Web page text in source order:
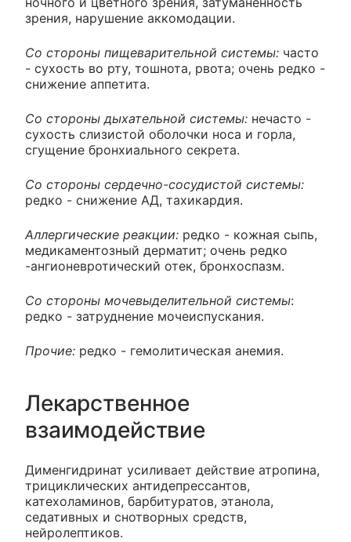
зрения, нарушение аккомодации.
Со стороны пищеварительной системы: часто
- сухость во рту, тошнота, рвота; очень редко -
снижение аппетита.
Со стороны дыхательной системы: нечасто -
сухость слизистой оболочки носа и горла,
сгущение бронхиального секрета.
Со стороны сердечно-сосудистой системы:
редко - снижение АД, тахикардия.
Аллергические реакции: редко - кожная сыпь,
медикаментозный дерматит; очень редко
-ангионевротический отек, бронхоспазм.
Со стороны мочевыделительной системы:
редко - затруднение мочеиспускания.
Прочие: редко - гемолитическая анемия.
Лекарственное
взаимодействие
Дименгидринат усиливает действие атропина,
трициклических антидепрессантов,
катехоламинов, барбитуратов, этанола,
седативных и снотворных средств,
нейролептиков.